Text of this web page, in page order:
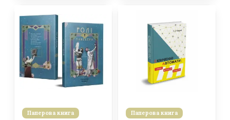
Паперова книга Паперова книга